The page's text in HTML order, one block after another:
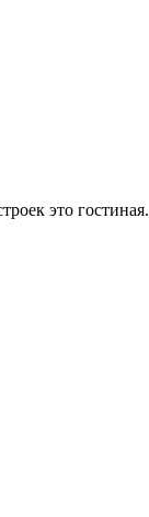
это гостиная.